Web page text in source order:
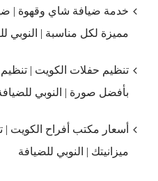
خدمة ضيافة شاي وقهوة |
مميزة لكل مناسبة | النوبي
تنظيم حفلات الكويت |
بأفضل صورة | النوبي
أسعار مكتب أفراح الكويت |
ميزانيتك | النوبي للضيافة